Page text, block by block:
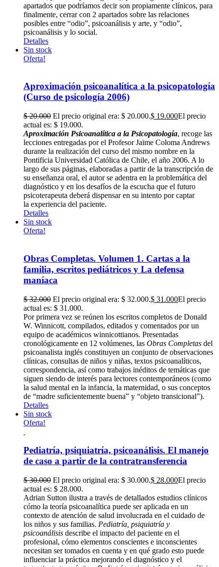
apartados que podríamos decir son propiamente clínicos, para
finalmente, cerrar con 2 apartados sobre las relaciones
posibles entre “odio”, psicoanálisis y arte, y “odio”,
psicoanálisis y lo social.
Detalles
Sin stock
Oferta!
Aproximación psicoanalítica a la psicopatología
(Curso de psicología 2006)
$20.000 El precio original era: $ 20.000.$ 19.000El precio
actual es: $ 19.000.
Aproximación Psicoanalítica a la Psicopatología, recoge las
lecciones entregadas por el Profesor Jaime Coloma Andrews
durante la realización del curso del mismo nombre en la
Pontificia Universidad Católica de Chile, el año 2006. A lo
largo de sus páginas, elaboradas a partir de la transcripción de
su enseñanza oral, el autor se adentra en la problemática del
diagnóstico y en los desafíos de la escucha que el futuro
psicoterapeuta deberá dispensar en su intento por captar
la experiencia del paciente.
Detalles
Sin stock
Oferta!
Obras Completas. Volumen 1. Cartas a la
familia, escritos pediátricos y La defensa
maníaca
$32.000 El precio original era: $ 32.000.$ 31.000El precio
actual es: $ 31.000.
Por primera vez se reúnen los escritos completos de Donald
W. Winnicott, compilados, editados y comentados por un
equipo de académicos winnicottianos. Presentadas
cronológicamente en 12 volúmenes, las Obras Completas del
psicoanalista inglés constituyen un conjunto de observaciones
clínicas, consultas de niños y niñas, textos psicoanalíticos,
correspondencia, así como trabajos inéditos de temáticas que
siguen siendo de interés para lectores contemporáneos (como
la salud mental en la infancia, la maternidad, o sus conceptos
de “madre suficientemente buena” y “objeto transicional”).
Detalles
Sin stock
Oferta!
Pediatría, psiquiatría, psicoanálisis. El manejo
de caso a partir de la contratransferencia
$30.000 El precio original era: $ 30.000.$ 28.000El precio
actual es: $ 28.000.
Adrian Sutton ilustra a través de detallados estudios clínicos
cómo la teoría psicoanalítica puede ser aplicada en un
contexto de atención de salud involucrada en el cuidado de
los niños y sus familias. Pediatría, psiquiatría y
psicoanálisis describe el impacto del paciente en el
profesional, cómo elementos conscientes e inconscientes
necesitan ser tomados en cuenta y en qué grado esto puede
influenciar la práctica mejorando el diagnóstico y el